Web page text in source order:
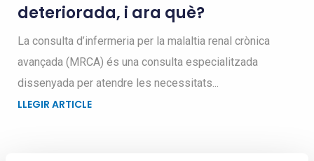
deteriorada, i ara què?
La consulta d’infermeria per la malaltia renal crònica
avançada (MRCA) és una consulta especialitzada
dissenyada per atendre les necessitats...
LLEGIR ARTICLE